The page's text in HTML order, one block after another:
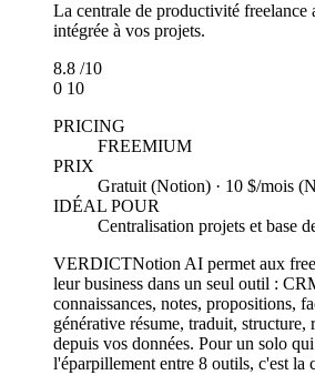
La centrale de productivité freelance
intégrée à vos projets.
8.8 /10
0 10
PRICING
FREEMIUM
PRIX
Gratuit (Notion) · 10 $/mois
IDÉAL POUR
Centralisation projets et base
VERDICTNotion AI permet aux
leur business dans un seul outil :
connaissances, notes, propositions,
générative résume, traduit, structure,
depuis vos données. Pour un solo
l'éparpillement entre 8 outils, c'est la